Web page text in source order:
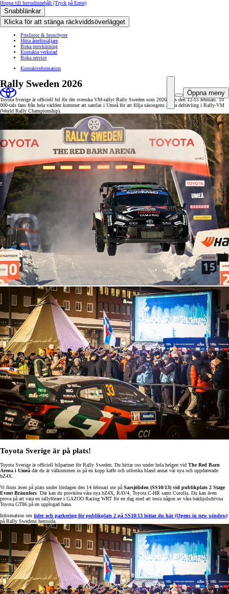
Hoppa till huvudinnehåll (Tryck på Enter)
Snabblänkar
Klicka för att stänga räckviddsöverlägget
Prislistor & broschyrer
Hitta återförsäljare
Boka provkörning
Kontakta verkstad
Boka service
Kontaktinformation
Öppna meny
Rally Sweden 2026
Toyota Sverige är officiell bil för det svenska VM-rallyt Rally Sweden som 2026 körs den 12-15 februari. 10
000-tals fans från hela världen kommer att samlas i Umeå för att följa säsongens andra deltävling i Rally-VM
(World Rally Championship).
Toyota Sverige är på plats!
Toyota Sverige är officiell bilpartner för Rally Sweden. Du hittar oss under hela helgen vid The Red Barn
Arena i Umeå där du är välkommen in på en kopp kaffe och utforska bland annat vår nya och uppdaterade
bZ4X.
Vi finns även på plats under lördagen den 14 februari ute på Sarsjöliden (SS10/13) vid publikplats 2 Stage
Event Brännfors . Där kan du provköra våra nya bZ4X, RAV4, Toyota C-HR samt Corolla. Du kan även
prova på att vara en rallyförare i GAZOO Racing WRT för en dag med att testa någon av våra bakhjulsdrivna
Toyota GT86 på en upplogad bana.
Information om tider och parkering för publikplats 2 på SS10/13 hittar du här(Opens in new window)
på Rally Swedens hemsida.